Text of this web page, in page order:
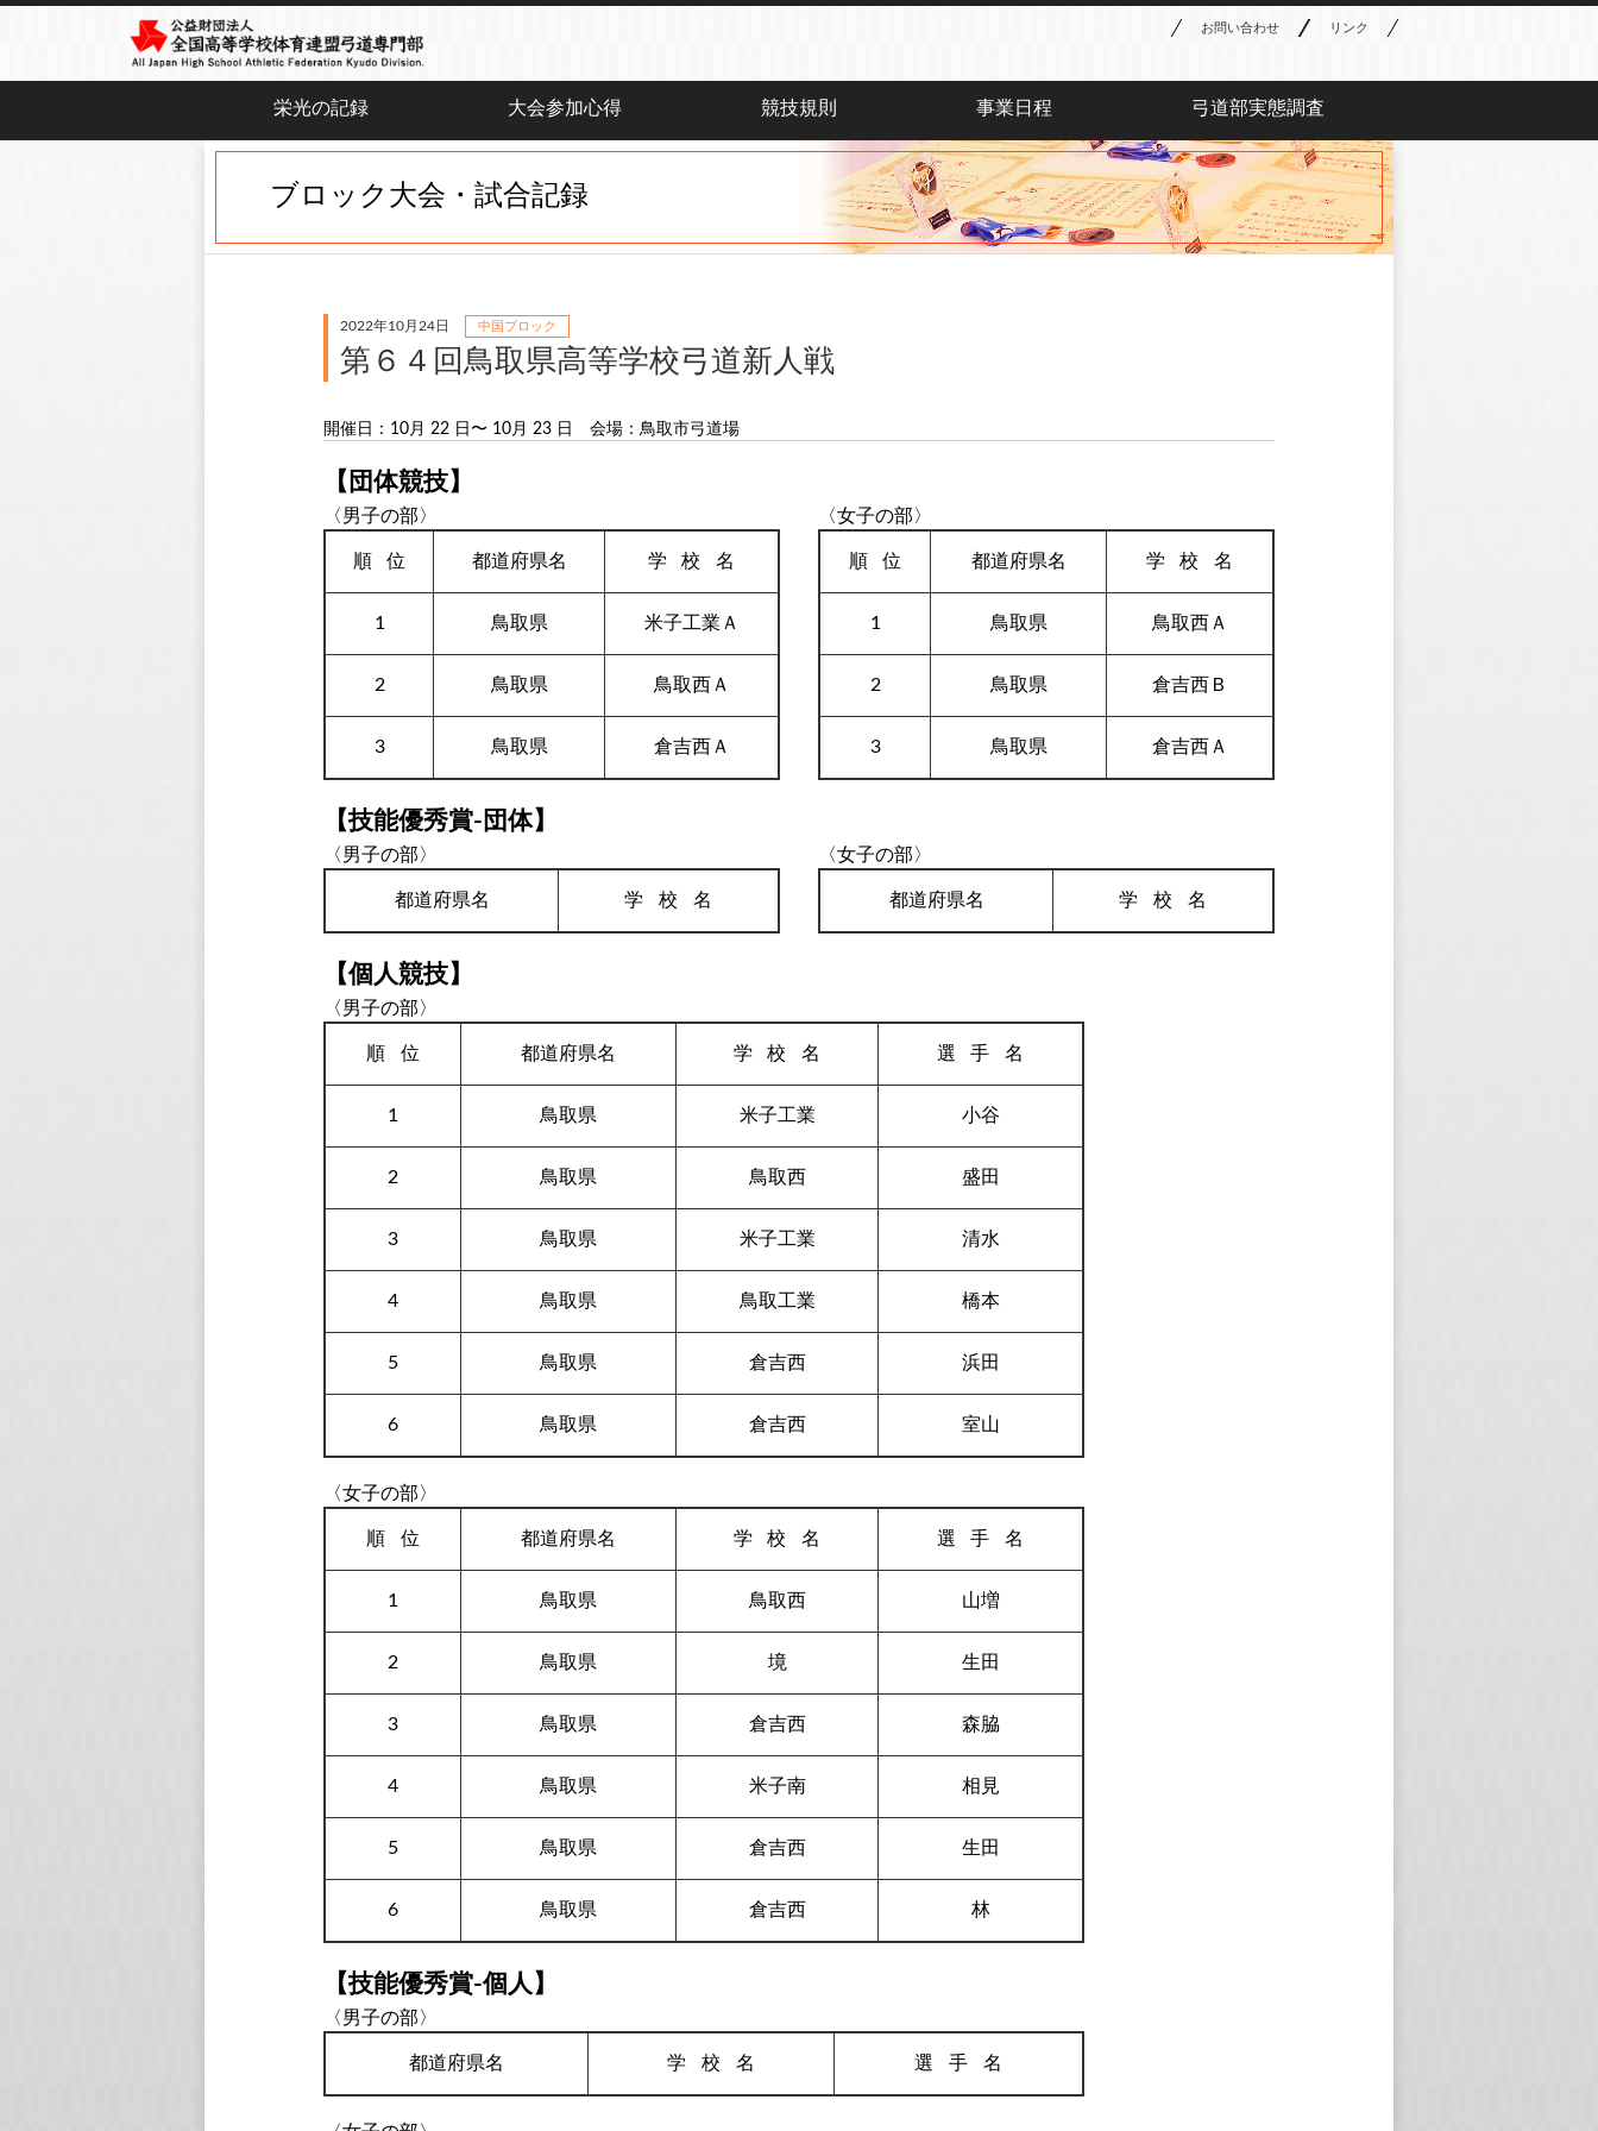
お問い合わせ リンク
栄光の記録 大会参加心得 競技規則 事業日程 弓道部実態調査
ブロック大会・試合記録
2022年10月24日 中国ブロック
第６４回鳥取県高等学校弓道新人戦
開催日：10月 22 日〜 10月 23 日 会場：鳥取市弓道場
【団体競技】
〈男子の部〉
順位 都道府県名 学校名
1 鳥取県 米子工業Ａ
2 鳥取県 鳥取西Ａ
3 鳥取県 倉吉西Ａ
〈女子の部〉
順位 都道府県名 学校名
1 鳥取県 鳥取西Ａ
2 鳥取県 倉吉西Ｂ
3 鳥取県 倉吉西Ａ
【技能優秀賞-団体】
〈男子の部〉
都道府県名 学校 名
〈女子の部〉
都道府県名 学校 名
【個人競技】
〈男子の部〉
順 位 都道府県名 学校名 選手名
1 鳥取県 米子工業 小谷
2 鳥取県 鳥取西 盛田
3 鳥取県 米子工業 清水
4 鳥取県 鳥取工業 橋本
5 鳥取県 倉吉西 浜田
6 鳥取県 倉吉西 室山
〈女子の部〉
順 位 都道府県名 学校名 選手名
1 鳥取県 鳥取西 山増
2 鳥取県 境 生田
3 鳥取県 倉吉西 森脇
4 鳥取県 米子南 相見
5 鳥取県 倉吉西 生田
6 鳥取県 倉吉西 林
【技能優秀賞-個人】
〈男子の部〉
都道府県名 学校 名 選手 名